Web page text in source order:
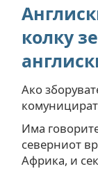
колку
Ако
Има
северниот
Африка, и